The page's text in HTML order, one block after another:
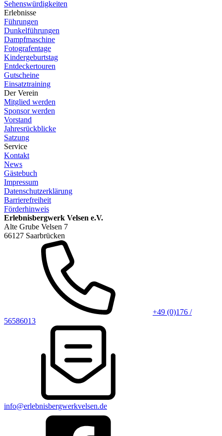
Sehenswürdigkeiten
Erlebnisse
Führungen
Dunkelführungen
Dampfmaschine
Fotografentage
Kindergeburtstag
Entdeckertouren
Gutscheine
Einsatztraining
Der Verein
Mitglied werden
Sponsor werden
Vorstand
Jahresrückblicke
Satzung
Service
Kontakt
News
Gästebuch
Impressum
Datenschutzerklärung
Barrierefreiheit
Förderhinweis
Erlebnisbergwerk Velsen e.V.
Alte Grube Velsen 7
66127 Saarbrücken
+49 (0)176 /
56586013
info@erlebnisbergwerkvelsen.de